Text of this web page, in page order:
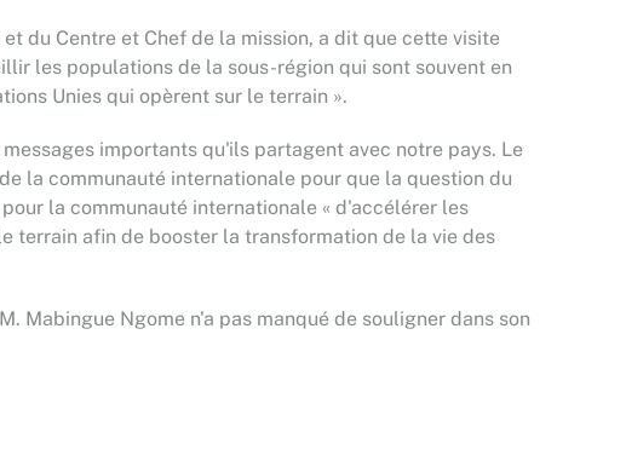
du Centre et Chef de la mission, a dit que cette visite
les populations de la sous-région qui sont souvent en
Unies qui opèrent sur le terrain ».
importants qu'ils partagent avec notre pays. Le
la communauté internationale pour que la question du
la communauté internationale « d'accélérer les
terrain afin de booster la transformation de la vie des
Mabingue Ngome n'a pas manqué de souligner dans son